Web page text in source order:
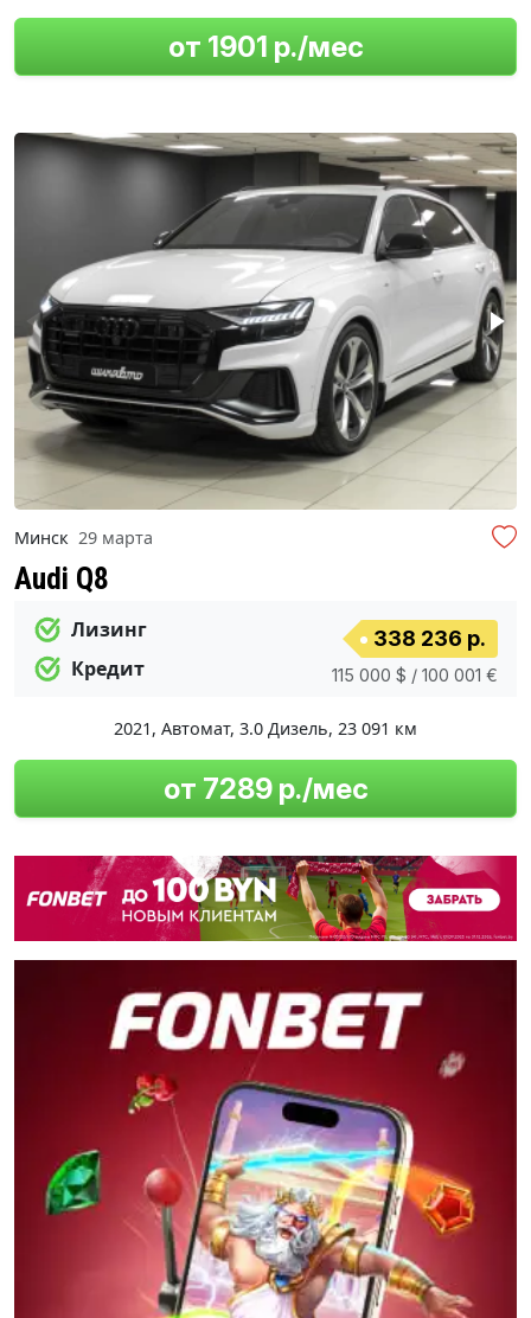
от 1901 р./мес
Минск 29 марта
Audi Q8
Лизинг
Кредит
338 236 р.
115 000 $ / 100 001 €
2021, Автомат, 3.0 Дизель, 23 091 км
от 7289 р./мес